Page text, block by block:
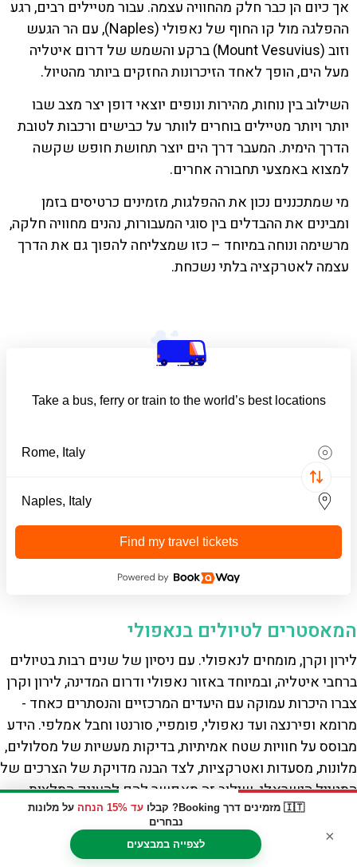
🇮🇹 מזמינים דרך Booking? קבלו עד 15% הנחה
על מלונות
נבחרים
לצפייה במבצעים
×
אך כיום הן כבר חלק מהחוויה עצמה. עבור מטיילים רבים, רגע
ההפלגה מול קו החוף של נאפולי (Naples), עם הר הגעש
וזוב (Mount Vesuvius) ברקע והשמש של דרום איטליה
מעל הים, הופך לאחד הזיכרונות החזקים ביותר מהטיול.
השילוב בין נוחות, מהירות ונופים יוצאי דופן יצר מצב שבו
יותר ויותר מטיילים בוחרים לוותר על כבישים ורכבות לטובת
הדרך הימית. המעבר דרך הים יוצר תחושת חופש שקשה
למצוא באמצעי תחבורה אחרים.
מי שמתכננים נכון את ההפלגות, מזמינים כרטיסים בזמן
ומבינים את ההבדלים בין סוגי המעבורות, נהנים מחוויה חלקה,
מרשימה ונוחה במיוחד – כזו שמצליחה להפוך גם את הדרך
עצמה לאטרקציה בלתי נשכחת.
Take a bus, ferry or train to the world’s best locations
Find my travel tickets
המאסטרים לטיולים בנאפולי
לירון וקרן, מומחים לנאפולי. עם ניסיון של שנים רבות בטיולים
ברחבי איטליה, ובמיוחד באזור נאפולי ודרום המדינה, לירון וקרן
צברו היכרות עמוקה עם היעדים המרכזיים והנסתרים כאחד -
מרומא ופירנצה ועד נאפולי, פומפיי, סורנטו וחבל אמלפי. הידע
מבוסס על חוויות שטח אמיתיות, בדיקות מעשיות של מסלולים,
מלונות, מסעדות ואטרקציות, לצד הבנה מדויקת של הצרכים של
המטייל הישראלי. שילוב זה מאפשר להם להעניק המלצות
מדויקות, טיפים חשובים ותובנות שלא תמצאו במדריכים
רגילים.